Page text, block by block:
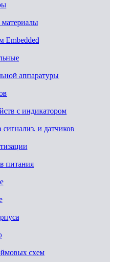
Embedded
аппаратуры
с индикатором
сигнализ. и датчиков
питания
схем